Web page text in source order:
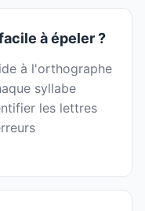
à épeler ?
à l'orthographe
syllabe
les lettres